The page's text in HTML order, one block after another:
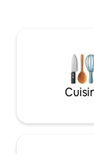
diagne,à
plages de